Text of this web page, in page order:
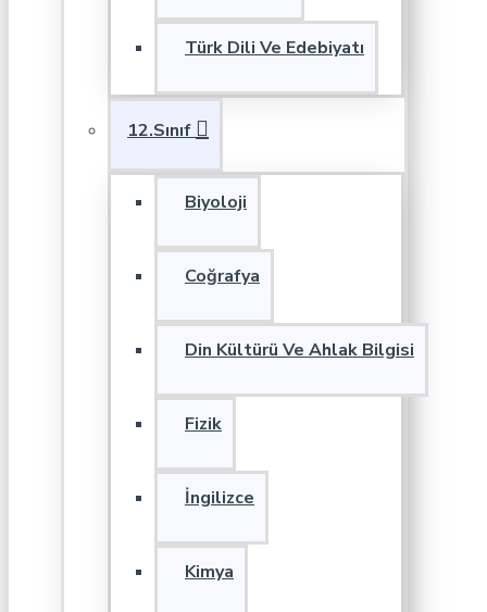
Türk Dili Ve Edebiyatı
12.Sınıf
Biyoloji
Coğrafya
Din Kültürü Ve Ahlak Bilgisi
Fizik
İngilizce
Kimya